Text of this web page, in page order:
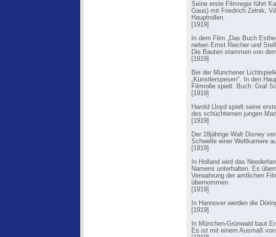
Seine erste Filmregie führt
Gaus) mit Friedrich Zelnik,
Hauptrollen.
[1919]
In dem Film „Das Buch
neben Ernst Reicher und
Die Bauten stammen von
[1919]
Bei der Münchener
„Künstlerspesen". In den
Filmrolle spielt. Buch: Graf
[1919]
Harold Lloyd spielt seine
des schüchternen jungen
[1919]
Der 18jährige Walt Disney
Schwelle einer Weltkarriere
[1919]
In Holland wird das
Namens unterhalten. Es
Verwahrung der amtlichen
übernommen.
[1919]
In Hannover werden die
[1919]
In München-Grünwald baut
Es ist mit einem Ausmaß